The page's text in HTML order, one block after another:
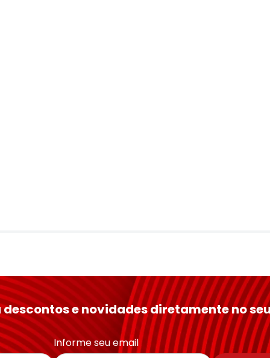
descontos e novidades diretamente no
Informe seu email